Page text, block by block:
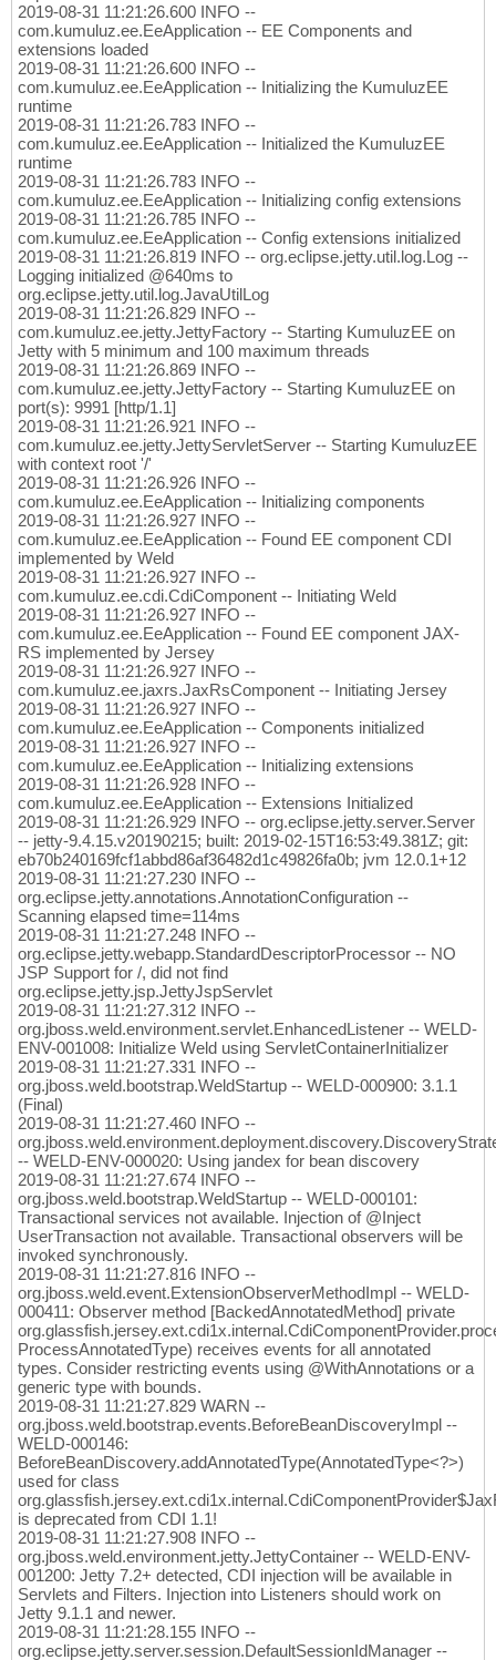
2019-08-31 11:21:26.600 INFO --
com.kumuluz.ee.EeApplication -- EE Components and
extensions loaded
2019-08-31 11:21:26.600 INFO --
com.kumuluz.ee.EeApplication -- Initializing the KumuluzEE
runtime
2019-08-31 11:21:26.783 INFO --
com.kumuluz.ee.EeApplication -- Initialized the KumuluzEE
runtime
2019-08-31 11:21:26.783 INFO --
com.kumuluz.ee.EeApplication -- Initializing config extensions
2019-08-31 11:21:26.785 INFO --
com.kumuluz.ee.EeApplication -- Config extensions initialized
2019-08-31 11:21:26.819 INFO -- org.eclipse.jetty.util.log.Log --
Logging initialized @640ms to
org.eclipse.jetty.util.log.JavaUtilLog
2019-08-31 11:21:26.829 INFO --
com.kumuluz.ee.jetty.JettyFactory -- Starting KumuluzEE on
Jetty with 5 minimum and 100 maximum threads
2019-08-31 11:21:26.869 INFO --
com.kumuluz.ee.jetty.JettyFactory -- Starting KumuluzEE on
port(s): 9991 [http/1.1]
2019-08-31 11:21:26.921 INFO --
com.kumuluz.ee.jetty.JettyServletServer -- Starting KumuluzEE
with context root '/'
2019-08-31 11:21:26.926 INFO --
com.kumuluz.ee.EeApplication -- Initializing components
2019-08-31 11:21:26.927 INFO --
com.kumuluz.ee.EeApplication -- Found EE component CDI
implemented by Weld
2019-08-31 11:21:26.927 INFO --
com.kumuluz.ee.cdi.CdiComponent -- Initiating Weld
2019-08-31 11:21:26.927 INFO --
com.kumuluz.ee.EeApplication -- Found EE component JAX-
RS implemented by Jersey
2019-08-31 11:21:26.927 INFO --
com.kumuluz.ee.jaxrs.JaxRsComponent -- Initiating Jersey
2019-08-31 11:21:26.927 INFO --
com.kumuluz.ee.EeApplication -- Components initialized
2019-08-31 11:21:26.927 INFO --
com.kumuluz.ee.EeApplication -- Initializing extensions
2019-08-31 11:21:26.928 INFO --
com.kumuluz.ee.EeApplication -- Extensions Initialized
2019-08-31 11:21:26.929 INFO -- org.eclipse.jetty.server.Server
-- jetty-9.4.15.v20190215; built: 2019-02-15T16:53:49.381Z; git:
eb70b240169fcf1abbd86af36482d1c49826fa0b; jvm 12.0.1+12
2019-08-31 11:21:27.230 INFO --
org.eclipse.jetty.annotations.AnnotationConfiguration --
Scanning elapsed time=114ms
2019-08-31 11:21:27.248 INFO --
org.eclipse.jetty.webapp.StandardDescriptorProcessor -- NO
JSP Support for /, did not find
org.eclipse.jetty.jsp.JettyJspServlet
2019-08-31 11:21:27.312 INFO --
org.jboss.weld.environment.servlet.EnhancedListener -- WELD-
ENV-001008: Initialize Weld using ServletContainerInitializer
2019-08-31 11:21:27.331 INFO --
org.jboss.weld.bootstrap.WeldStartup -- WELD-000900: 3.1.1
(Final)
2019-08-31 11:21:27.460 INFO --
-- WELD-ENV-000020: Using jandex for bean discovery
2019-08-31 11:21:27.674 INFO --
org.jboss.weld.bootstrap.WeldStartup -- WELD-000101:
Transactional services not available. Injection of @Inject
UserTransaction not available. Transactional observers will be
invoked synchronously.
2019-08-31 11:21:27.816 INFO --
org.jboss.weld.event.ExtensionObserverMethodImpl -- WELD-
000411: Observer method [BackedAnnotatedMethod] private
ProcessAnnotatedType) receives events for all annotated
types. Consider restricting events using @WithAnnotations or a
generic type with bounds.
2019-08-31 11:21:27.829 WARN --
org.jboss.weld.bootstrap.events.BeforeBeanDiscoveryImpl --
WELD-000146:
BeforeBeanDiscovery.addAnnotatedType(AnnotatedType<?>)
used for class
is deprecated from CDI 1.1!
2019-08-31 11:21:27.908 INFO --
org.jboss.weld.environment.jetty.JettyContainer -- WELD-ENV-
001200: Jetty 7.2+ detected, CDI injection will be available in
Servlets and Filters. Injection into Listeners should work on
Jetty 9.1.1 and newer.
2019-08-31 11:21:28.155 INFO --
org.eclipse.jetty.server.session.DefaultSessionIdManager --